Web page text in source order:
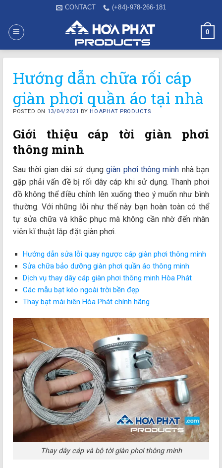
content
CONTACT (+84)-978-266-181
0
Hướng dẫn chữa rối cáp
giàn phơi quần áo tại nhà
POSTED ON 13/04/2021 BY HOAPHAT PRODUCTS
Giới thiệu cáp tời giàn phơi
thông minh
Sau thời gian dài sử dụnggiàn phơi thông minh nhà bạn
gặp phải vấn đề bị rối dây cáp khi sử dụng. Thanh phơi
đồ không thể điều chỉnh lên xuống theo ý muốn như bình
thường. Với những lỗi như thế này bạn hoàn toàn có thể
tự sửa chữa và khắc phục mà không cần nhờ đến nhân
viên kĩ thuật lắp đặt giàn phơi.
Hướng dẫn sửa lỗi quay ngược cáp giàn phơi thông minh
Sửa chữa bảo dưỡng giàn phơi quần áo thông minh
Dịch vụ thay dây cáp giàn phơi thông minh Hòa Phát
Các mẫu bạt kéo ngoài trời bền đẹp
Thay bạt mái hiên Hòa Phát chính hãng
Thay dây cáp và bộ tời giàn phơi thông minh